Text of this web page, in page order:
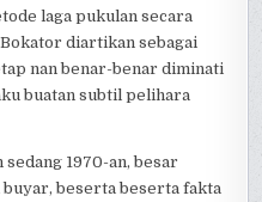
laga pukulan secara
diartikan sebagai
nan benar-benar diminati
buatan subtil pelihara
1970-an, besar
beserta beserta fakta